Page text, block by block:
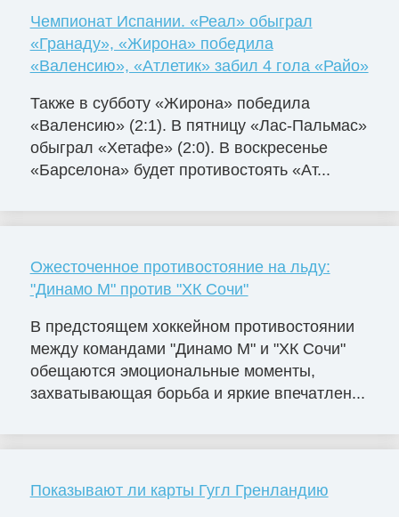
Чемпионат Испании. «Реал» обыграл
«Гранаду», «Жирона» победила
«Валенсию», «Атлетик» забил 4 гола «Райо»
Также в субботу «Жирона» победила
«Валенсию» (2:1). В пятницу «Лас-Пальмас»
обыграл «Хетафе» (2:0). В воскресенье
«Барселона» будет противостоять «Ат...
Ожесточенное противостояние на льду:
"Динамо М" против "ХК Сочи"
В предстоящем хоккейном противостоянии
между командами "Динамо М" и "ХК Сочи"
обещаются эмоциональные моменты,
захватывающая борьба и яркие впечатлен...
Показывают ли карты Гугл Гренландию